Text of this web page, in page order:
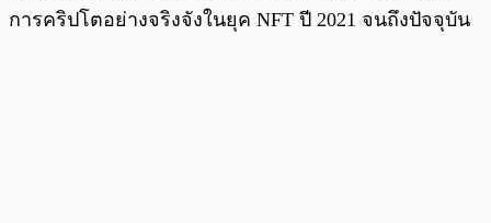
การคริปโตอย่างจริงจังในยุค NFT ปี 2021 จนถึงปัจจุบัน